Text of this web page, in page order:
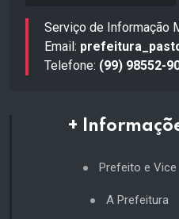
Serviço de Informação
Email:
Telefone: (99) 98552-
+
Prefeito e Vice
A Prefeitura